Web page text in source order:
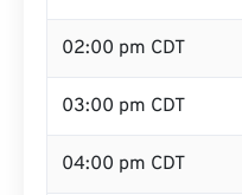
02:00 pm CDT
03:00 pm CDT
04:00 pm CDT